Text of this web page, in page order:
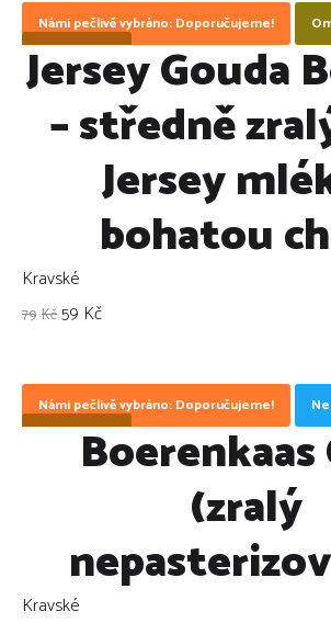
Námi pečlivě vybráno: Doporučujeme!
Jersey Gouda
– středně
Jersey
bohatou
Kravské
Kč
79 Kč
59
Námi pečlivě vybráno: Doporučujeme!
ZLEVNĚNO !Boerenkaas
(zralý
Kravské